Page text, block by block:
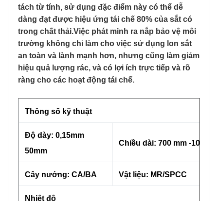
tách từ tính, sử dụng đặc điểm này có thể dễ
dàng đạt được hiệu ứng tái chế 80% của sắt có
trong chất thải.Việc phát minh ra nắp bảo vệ môi
trường không chỉ làm cho việc sử dụng lon sắt
an toàn và lành mạnh hơn, nhưng cũng làm giảm
hiệu quả lượng rác, và có lợi ích trực tiếp và rõ
ràng cho các hoạt động tái chế.
Thông số kỹ thuật
Độ dày: 0,15mm
50mm
Chiều dài: 700 mm -1050
Cây nướng: CA/BA Vật liệu: MR/SPCC
Nhiệt độ